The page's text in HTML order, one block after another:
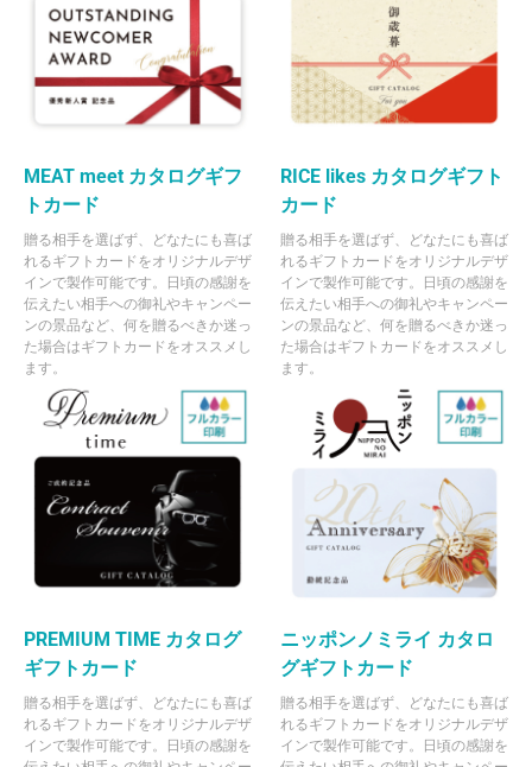
MEAT meet カタログギフ
トカード
贈る相手を選ばず、どなたにも喜ば
れるギフトカードをオリジナルデザ
インで製作可能です。日頃の感謝を
伝えたい相手への御礼やキャンペー
ンの景品など、何を贈るべきか迷っ
た場合はギフトカードをオススメし
ます。
RICE likes カタログギフト
カード
贈る相手を選ばず、どなたにも喜ば
れるギフトカードをオリジナルデザ
インで製作可能です。日頃の感謝を
伝えたい相手への御礼やキャンペー
ンの景品など、何を贈るべきか迷っ
た場合はギフトカードをオススメし
ます。
PREMIUM TIME カタログ
ギフトカード
贈る相手を選ばず、どなたにも喜ば
れるギフトカードをオリジナルデザ
インで製作可能です。日頃の感謝を
ニッポンノミライ カタロ
グギフトカード
贈る相手を選ばず、どなたにも喜ば
れるギフトカードをオリジナルデザ
インで製作可能です。日頃の感謝を